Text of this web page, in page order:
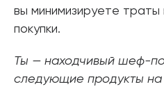
вы минимизируете траты
покупки.
Ты — находчивый шеф-
следующие продукты на